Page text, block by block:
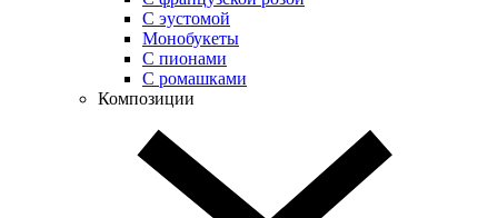
С эустомой
Монобукеты
С пионами
С ромашками
Композиции